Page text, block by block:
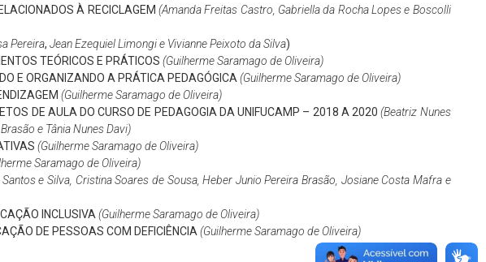
À RECICLAGEM (Amanda Freitas Castro, Gabriella da Rocha Lopes e Boscolli
Pereira,Jean Ezequiel Limongi e Vivianne Peixoto da Silva)
TEÓRICOS E PRÁTICOS (Guilherme Saramago de Oliveira)
E ORGANIZANDO A PRÁTICA PEDAGÓGICA (Guilherme Saramago de Oliveira)
(Guilherme Saramago de Oliveira)
DE AULA DO CURSO DE PEDAGOGIA DA UNIFUCAMP – 2018 A 2020 (Beatriz Nunes
e Tânia Nunes Davi)
(Guilherme Saramago de Oliveira)
Saramago de Oliveira)
e Silva, Cristina Soares de Sousa, Heber Junio Pereira Brasão, Josiane Costa Mafra e
INCLUSIVA (Guilherme Saramago de Oliveira)
DE PESSOAS COM DEFICIÊNCIA (Guilherme Saramago de Oliveira)